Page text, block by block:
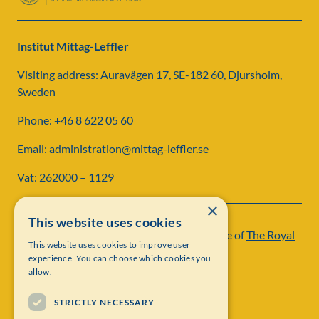
Institut Mittag-Leffler
Visiting address: Auravägen 17, SE-182 60, Djursholm,
Sweden
Phone: +46 8 622 05 60
Email: administration@mittag-leffler.se
Vat: 262000 – 1129
Institut Mittag-Leffler is a research institute ofThe Royal
Swedish Academy of Sciences
×
This website uses cookies
This website uses cookies to improve user
experience. You can choose which cookies you
allow.
STRICTLY NECESSARY